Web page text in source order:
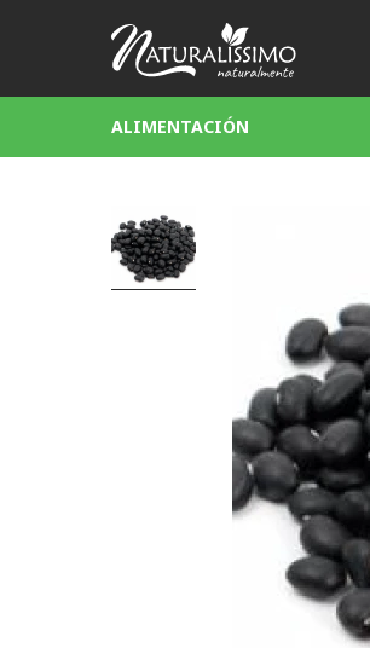
ALIMENTACIÓN